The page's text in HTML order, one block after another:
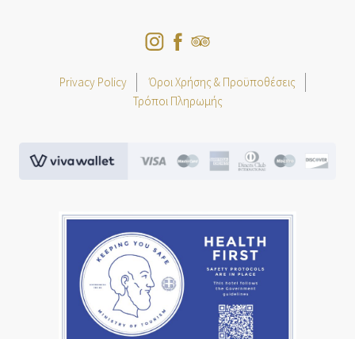
Privacy Policy
Όροι Χρήσης & Προϋποθέσεις
Τρόποι Πληρωμής
viva.png
greece-safe.jpg